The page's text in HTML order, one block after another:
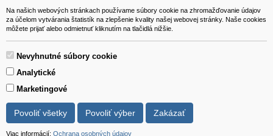
Na našich webových stránkach používame súbory cookie na zhromažďovanie údajov
za účelom vytvárania štatistík na zlepšenie kvality našej webovej stránky. Naše cookies
môžete prijať alebo odmietnuť kliknutím na tlačidlá nižšie.
Nevyhnutné súbory cookie
Analytické
Marketingové
Povoliť všetky Povoliť výber Zakázať
Viac informácií: Ochrana osobných údajov
VEST - tech s.r.o.
Hviezdoslavova 280/6, 965 01 Žiar nad Hronom
Slovakia (Slovak Republic)
Všetky ceny sú uvádzané vrátane DPH.
© 2018 GIBOX, s.r.o. • Generuje redakčný systém YGScms •